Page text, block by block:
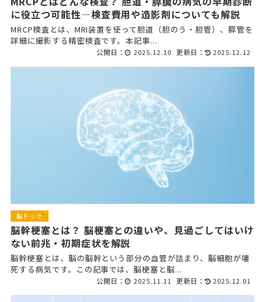
に役立つ可能性―検査費用や造影剤についても解説
MRCP検査とは、MRI装置を使って胆道（胆のう・胆管）、膵管を
詳細に撮影する精密検査です。本記事...
公開日： 2025.12.10 更新日： 2025.12.12
脳ドック
脳幹梗塞とは？ 脳梗塞との違いや、見過ごしてはいけ
ない前兆・初期症状を解説
脳幹梗塞とは、脳の脳幹という部分の血管が詰まり、脳細胞が壊
死する病気です。この記事では、脳梗塞と脳...
公開日： 2025.11.11 更新日： 2025.12.01